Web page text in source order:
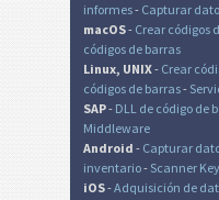
informes- Capturar
macOS- Crear códigos
códigos de barras
Linux, UNIX- Crear
códigos de barras-
SAP- DLL de código de
Middleware
Android - Capturar
inventario- Scanner
iOS-Adquisición de